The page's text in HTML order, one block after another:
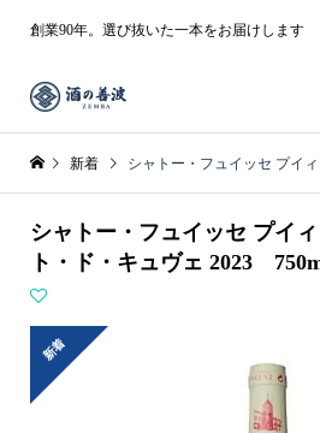
創業90年。選び抜いた一本をお届けします
新着 シャトー・フュイッセ プイィ・フュイッセ テ
シャトー・フュイッセ プイ
ト・ド・キュヴェ 2023
新着